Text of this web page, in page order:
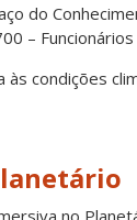
do
– Funcionários
condições
no